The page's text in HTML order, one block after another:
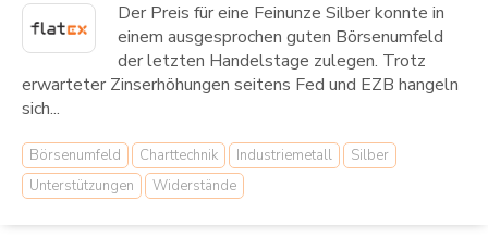
Der Preis für eine Feinunze Silber konnte in
einem ausgesprochen guten Börsenumfeld
der letzten Handelstage zulegen. Trotz
erwarteter Zinserhöhungen seitens Fed und EZB hangeln
sich...
Börsenumfeld Charttechnik Industriemetall
Silber
Unterstützungen
Widerstände